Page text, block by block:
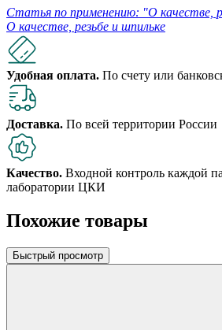
Статья по применению: "О качестве,
О качестве, резьбе и шпильке
Удобная оплата. По счету или
Доставка. По всей территории России
Качество. Входной контроль каждой
лаборатории ЦКИ
Похожие товары
Быстрый просмотр